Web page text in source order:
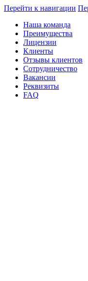
Перейти к навигации
Наша команда
Преимущества
Лицензии
Клиенты
Отзывы клиентов
Сотрудничество
Вакансии
Реквизиты
FAQ